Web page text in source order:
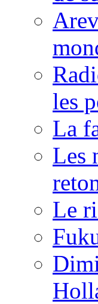
les
La
Les
Le